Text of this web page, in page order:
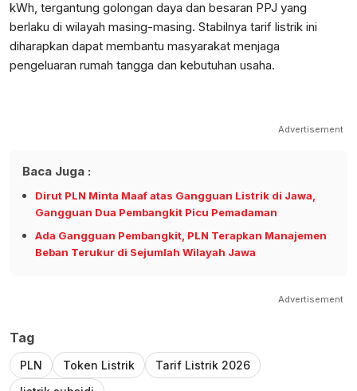
kWh, tergantung golongan daya dan besaran PPJ yang
berlaku di wilayah masing-masing. Stabilnya tarif listrik ini
diharapkan dapat membantu masyarakat menjaga
pengeluaran rumah tangga dan kebutuhan usaha.
Advertisement
Baca Juga :
Dirut PLN Minta Maaf atas Gangguan Listrik di Jawa,
Gangguan Dua Pembangkit Picu Pemadaman
Ada Gangguan Pembangkit, PLN Terapkan Manajemen
Beban Terukur di Sejumlah Wilayah Jawa
Advertisement
Tag
PLN Token Listrik
Tarif Listrik 2026